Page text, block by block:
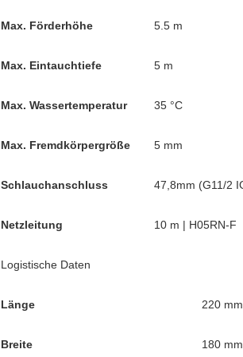
Max. Förderhöhe 5.5 m
Max. Eintauchtiefe 5 m
Max. Wassertemperatur 35 °C
Max. Fremdkörpergröße 5 mm
Schlauchanschluss 47,8mm (G11/2
Netzleitung 10 m | H05RN-F
Logistische Daten
Länge 220 mm
Breite 180 mm